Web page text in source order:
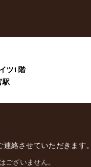
ツ1階
駅
連絡させていただきます
ございません。